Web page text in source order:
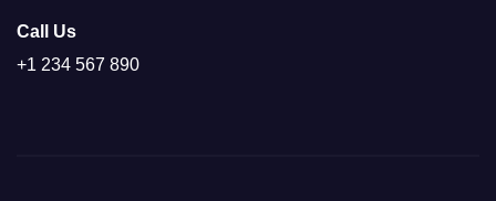
Call Us
+1 234 567 890